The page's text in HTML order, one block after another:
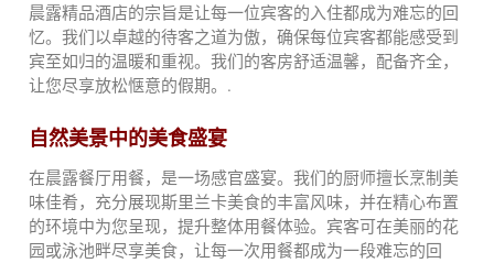
晨露精品酒店的宗旨是让每一位宾客的入住都成为难忘的回
忆。我们以卓越的待客之道为傲，确保每位宾客都能感受到
宾至如归的温暖和重视。我们的客房舒适温馨，配备齐全，
让您尽享放松惬意的假期。.
自然美景中的美食盛宴
在晨露餐厅用餐，是一场感官盛宴。我们的厨师擅长烹制美
味佳肴，充分展现斯里兰卡美食的丰富风味，并在精心布置
的环境中为您呈现，提升整体用餐体验。宾客可在美丽的花
园或泳池畔尽享美食，让每一次用餐都成为一段难忘的回